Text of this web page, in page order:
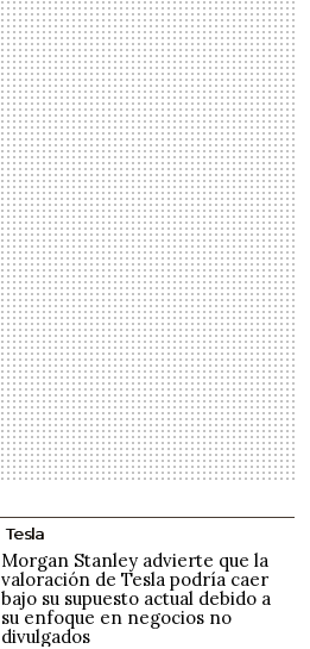
Tesla
Morgan Stanley advierte que la
valoración de Tesla podría caer
bajo su supuesto actual debido a
su enfoque en negocios no
divulgados